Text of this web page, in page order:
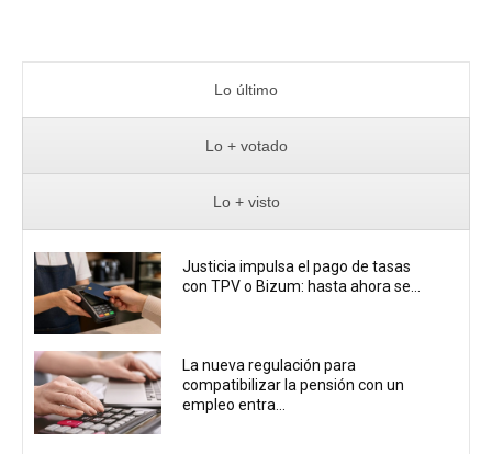
Lo último
Lo + votado
Lo + visto
Justicia impulsa el pago de tasas
con TPV o Bizum: hasta ahora se...
La nueva regulación para
compatibilizar la pensión con un
empleo entra...